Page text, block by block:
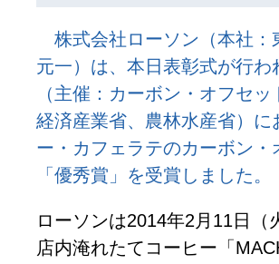
株式会社ローソン（本社：
元一）は、本日表彰式が行
（主催：カーボン・オフセ
経済産業省、農林水産省）
ー・カフェラテのカーボン
「優秀賞」を受賞しました。
ローソンは2014年2月11日
店内淹れたてコーヒー「